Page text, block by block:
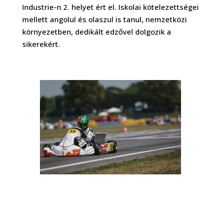
Industrie-n 2. helyet ért el. Iskolai kötelezettségei
mellett angolul és olaszul is tanul, nemzetközi
környezetben, dedikált edzővel dolgozik a
sikerekért.